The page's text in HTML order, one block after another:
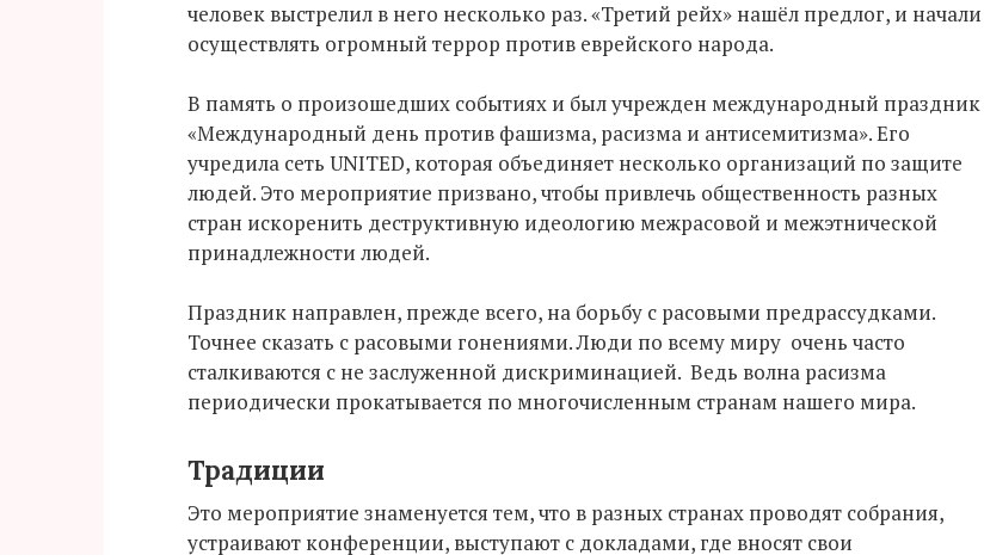
человек выстрелил в него несколько раз. «Третий рейх» нашёл предлог, и начали
осуществлять огромный террор против еврейского народа.
В память о произошедших событиях и был учрежден международный праздник
«Международный день против фашизма, расизма и антисемитизма». Его
учредила сеть UNITED, которая объединяет несколько организаций по защите
людей. Это мероприятие призвано, чтобы привлечь общественность разных
стран искоренить деструктивную идеологию межрасовой и межэтнической
принадлежности людей.
Праздник направлен, прежде всего, на борьбу с расовыми предрассудками.
Точнее сказать с расовыми гонениями. Люди по всему миру очень часто
сталкиваются с не заслуженной дискриминацией. Ведь волна расизма
периодически прокатывается по многочисленным странам нашего мира.
Традиции
Это мероприятие знаменуется тем, что в разных странах проводят собрания,
устраивают конференции, выступают с докладами, где вносят свои